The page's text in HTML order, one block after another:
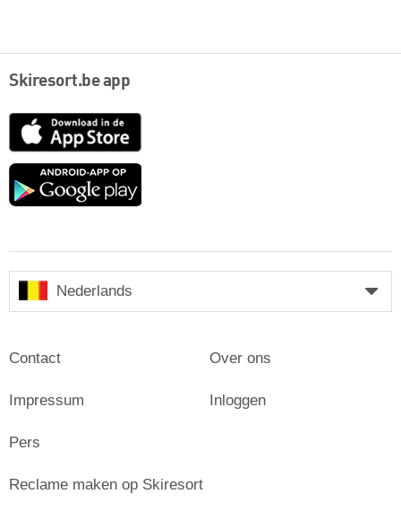
Skiresort.be app
App
Google
Nederlands
Contact
Impressum
Pers
Over ons
Inloggen
Reclame maken op Skiresort